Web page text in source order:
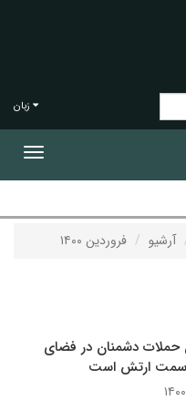
زبان
آرشیو فروردین ۱۴۰۰
حملات دشمنان در فضای
سمت ارتش است